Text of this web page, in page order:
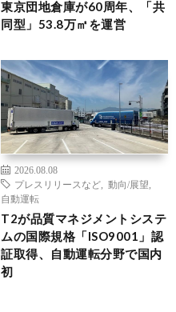
東京団地倉庫が60周年、「共
同型」53.8万㎡を運営
2026.08.08
プレスリリースなど
動向/展望
自動運転
T2が品質マネジメントシステ
ムの国際規格「ISO9001」認
証取得、自動運転分野で国内
初